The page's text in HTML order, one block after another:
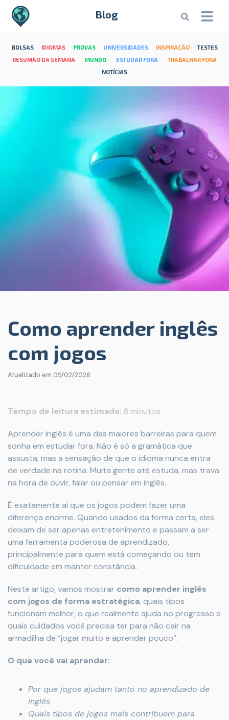
Blog
BOLSAS IDIOMAS PROVAS UNIVERSIDADES INSPIRAÇÃO
TESTES
RESUMÃO DA SEMANA
MUNDO ESTUDAR FORA
TRABALHAR FORA
NOTÍCIAS
Como aprender inglês
com jogos
Atualizado em 09/02/2026
Tempo de leitura estimado: 8 minutos
Aprender inglês é uma das maiores barreiras para quem
sonha em estudar fora. Não é só a gramática que
assusta, mas a sensação de que o idioma nunca entra
de verdade na rotina. Muita gente até estuda, mas trava
na hora de ouvir, falar ou pensar em inglês.
É exatamente aí que os jogos podem fazer uma
diferença enorme. Quando usados da forma certa, eles
deixam de ser apenas entretenimento e passam a ser
uma ferramenta poderosa de aprendizado,
principalmente para quem está começando ou tem
dificuldade em manter constância.
Neste artigo, vamos mostrar como aprender inglês
com jogos de forma estratégica, quais tipos
funcionam melhor, o que realmente ajuda no progresso e
quais cuidados você precisa ter para não cair na
armadilha de “jogar muito e aprender pouco”.
O que você vai aprender:
Por que jogos ajudam tanto no aprendizado de
inglês
Quais tipos de jogos mais contribuem para